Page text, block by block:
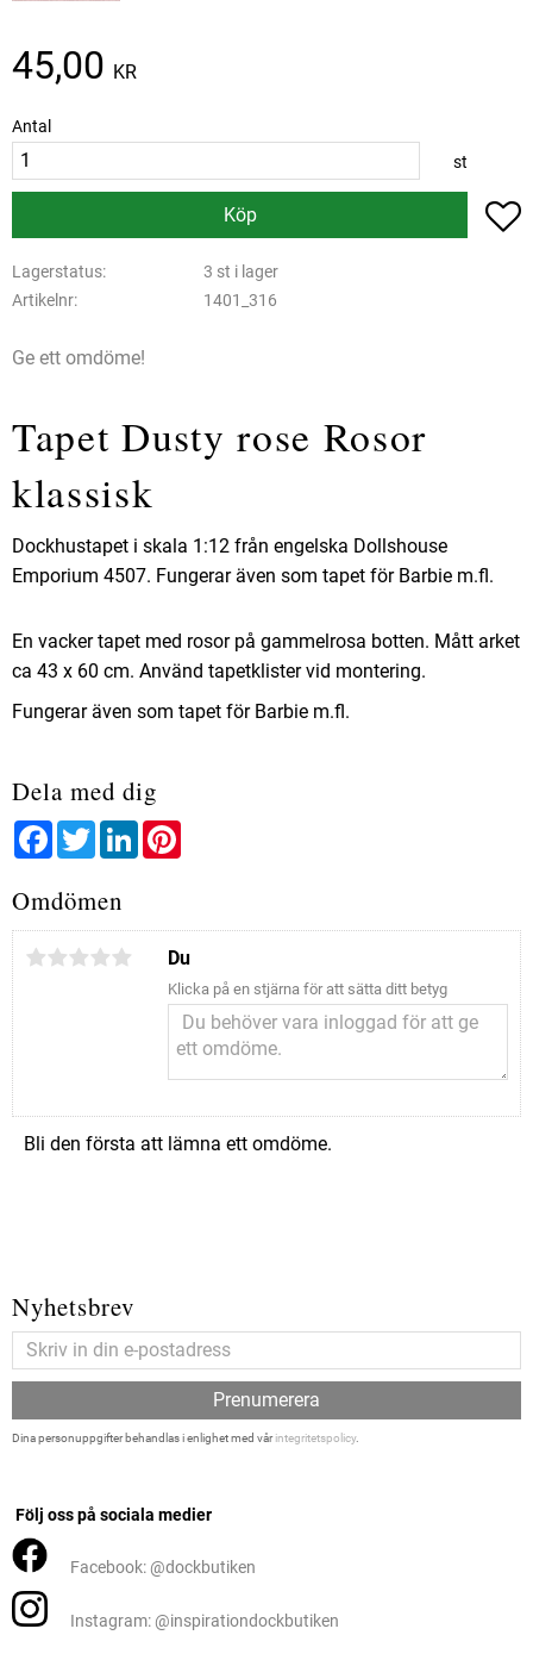
45,00 KR
Antal
st
Köp
Lagerstatus
3 st i lager
Artikelnr
1401_316
Ge ett omdöme!
Tapet Dusty rose Rosor
klassisk
Dockhustapet i skala 1:12 från engelska Dollshouse
Emporium 4507. Fungerar även som tapet för Barbie m.fl.
En vacker tapet med rosor på gammelrosa botten. Mått arket
ca 43 x 60 cm. Använd tapetklister vid montering.
Fungerar även som tapet för Barbie m.fl.
Dela med dig
FacebookTwitterLinkedIn
Omdömen
Du
Klicka på en stjärna för att sätta ditt betyg
Bli den första att lämna ett omdöme.
Nyhetsbrev
Prenumerera
Dina personuppgifter behandlas i enlighet med vårintegritetspolicy.
Följ oss på sociala medier
Facebook: @dockbutiken
Instagram: @inspirationdockbutiken